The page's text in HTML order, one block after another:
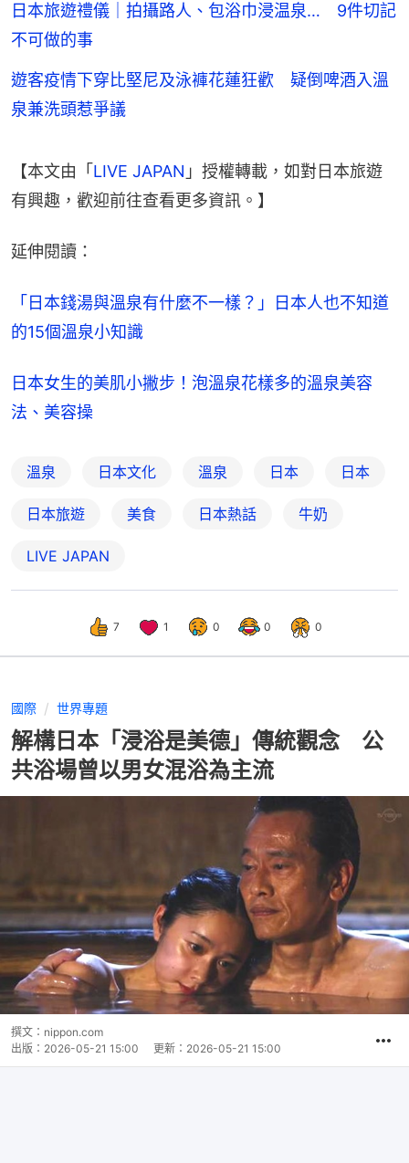
日本旅遊禮儀｜拍攝路人、包浴巾浸温泉… 9件切記
不可做的事
遊客疫情下穿比堅尼及泳褲花蓮狂歡 疑倒啤酒入溫
泉兼洗頭惹爭議
【本文由「 LIVE JAPAN 」授權轉載，如對日本旅遊
有興趣，歡迎前往查看更多資訊。】
延伸閱讀：
「日本錢湯與溫泉有什麼不一樣？」日本人也不知道
的15個溫泉小知識
日本女生的美肌小撇步！泡溫泉花樣多的溫泉美容
法、美容操
溫泉 日本文化 溫泉 日本 日本
日本旅遊 美食 日本熱話 牛奶
LIVE JAPAN
7 1 0 0 0
國際 世界專題
解構日本「浸浴是美德」傳統觀念 公
共浴場曾以男女混浴為主流
撰文： nippon.com
出版： 2026-05-21 15:00 更新： 2026-05-21 15:00